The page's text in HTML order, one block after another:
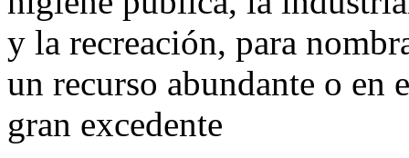
y la recreación, para
un recurso abundante o en
gran excedente